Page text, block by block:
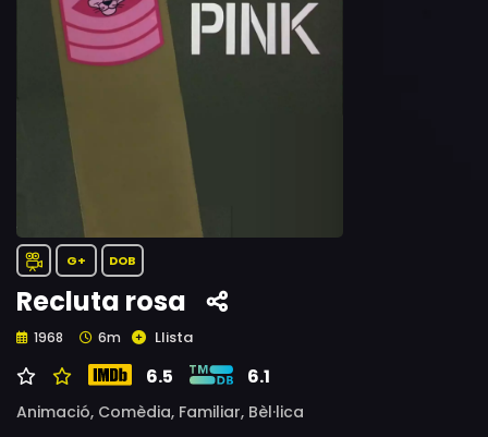
G+ DOB
Recluta rosa
1968 6m Llista
6.5 6.1
Animació, Comèdia, Familiar, Bèl·lica